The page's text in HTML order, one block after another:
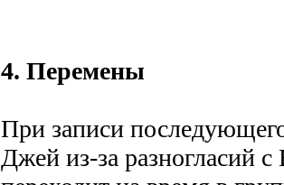
4. Перемены
При записи
Джей из-за разногласий